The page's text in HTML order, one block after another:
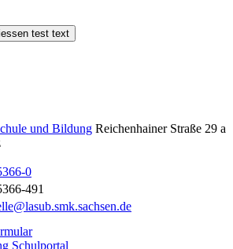
test text
und Bildung Reichenhainer Straße 29 a
0
491
Schulportal